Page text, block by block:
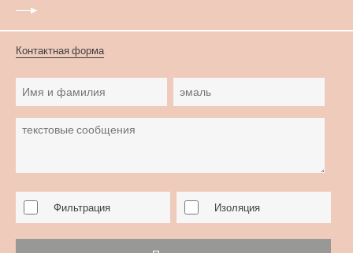
Контактная форма
Фильтрация Изоляция